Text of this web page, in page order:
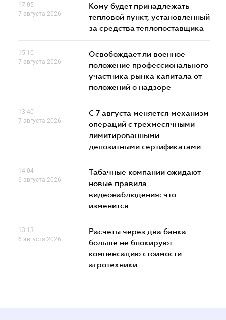
17.05
7 августа 2026
Кому будет принадлежать
тепловой пункт, установленный
за средства теплопоставщика
15.10
7 августа 2026
Освобождает ли военное
положение профессионального
участника рынка капитала от
положений о надзоре
13.40
7 августа 2026
С 7 августа меняется механизм
операций с трехмесячными
лимитированными
депозитными сертификатами
14.04
6 августа 2026
Табачные компании ожидают
новые правила
видеонаблюдения: что
изменится
13.13
6 августа 2026
Расчеты через два банка
больше не блокируют
компенсацию стоимости
агротехники